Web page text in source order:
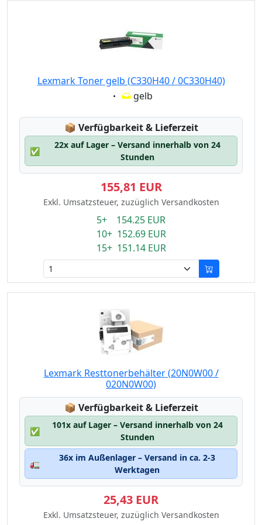
Lexmark Toner gelb (C330H40 / 0C330H40)
Eigenschaft:
gelb
📦 Lagerstatus:
Verfügbarkeit & Lieferzeit
✅
22x auf Lager – Versand innerhalb von 24
Stunden
155,81 EUR
Exkl. Umsatzsteuer, zuzüglich Versandkosten
5+ 154.25 EUR
10+ 152.69 EUR
15+ 151.14 EUR
Lexmark Resttonerbehälter (20N0W00 /
020N0W00)
📦 Lagerstatus:
Verfügbarkeit & Lieferzeit
✅
101x auf Lager – Versand innerhalb von 24
Stunden
🚛
36x im Außenlager – Versand in ca. 2-3
Werktagen
25,43 EUR
Exkl. Umsatzsteuer, zuzüglich Versandkosten